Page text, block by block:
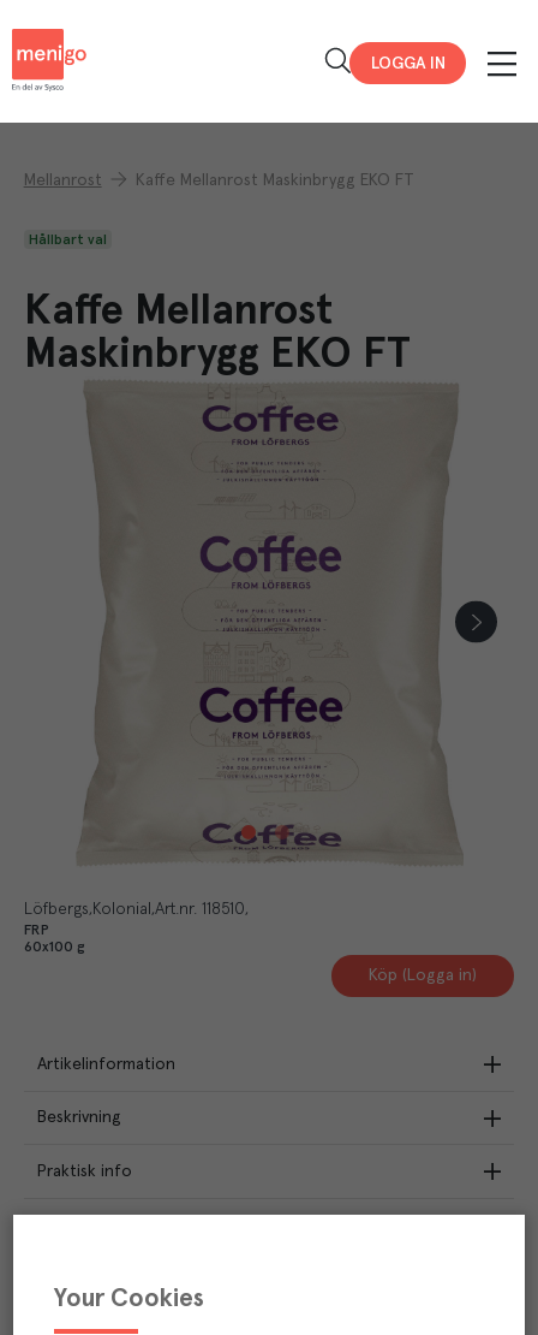
LOGGA IN
Mellanrost Kaffe Mellanrost Maskinbrygg EKO FT
Hållbart val
Kaffe Mellanrost
Maskinbrygg EKO FT
Löfbergs Kolonial Art.nr. 118510
FRP
60x100 g
Köp (Logga in)
Artikelinformation
Beskrivning
Praktisk info
Your Cookies